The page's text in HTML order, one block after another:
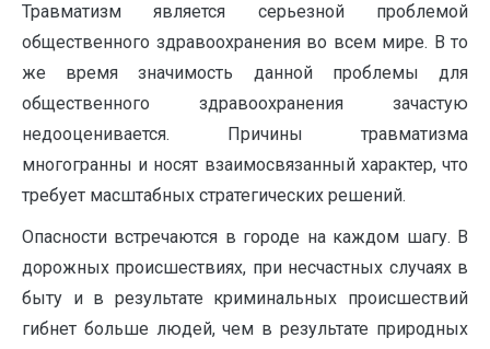
Травматизм является серьезной проблемой
общественного здравоохранения во всем мире. В то
же время значимость данной проблемы для
общественного здравоохранения зачастую
недооценивается. Причины травматизма
многогранны и носят взаимосвязанный характер, что
требует масштабных стратегических решений.
Опасности встречаются в городе на каждом шагу. В
дорожных происшествиях, при несчастных случаях в
быту и в результате криминальных происшествий
гибнет больше людей, чем в результате природных